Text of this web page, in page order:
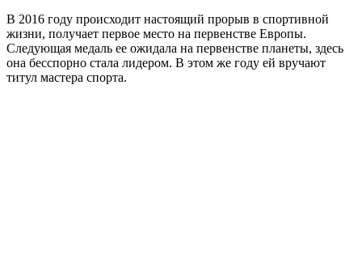
В 2016 году происходит настоящий прорыв в спортивной
жизни, получает первое место на первенстве Европы.
Следующая медаль ее ожидала на первенстве планеты, здесь
она бесспорно стала лидером. В этом же году ей вручают
титул мастера спорта.